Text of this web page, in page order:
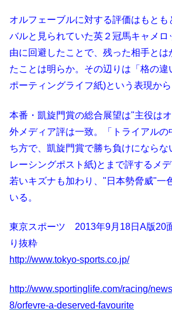
オルフェーブルに対する評価はもとも
バルと見られていた英２冠馬キャメロ
由に回避したことで、残った相手とは
たことは明らか。その辺りは「格の違
ポーティングライフ紙)という表現から
本番・凱旋門賞の総合展望は"主役は
外メディア評は一致。「トライアルの
ち方で、凱旋門賞で勝ち負けにならな
レーシングポスト紙)とまで評するメ
若いキズナも加わり、"日本勢脅威"一
いる。
東京スポーツ 2013年9月18日A版20
り抜粋
http://www.tokyo-sports.co.jp/
http://www.sportinglife.com/racing/
8/orfevre-a-deserved-favourite